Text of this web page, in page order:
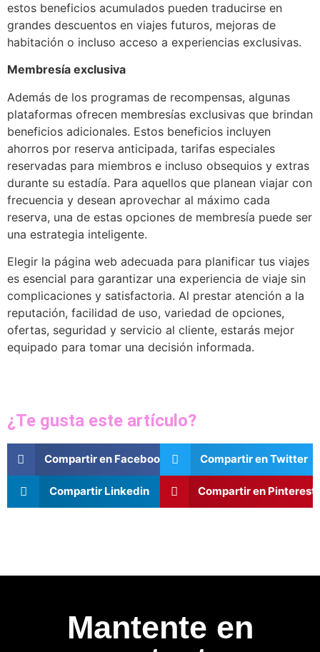
estos beneficios acumulados pueden traducirse en
grandes descuentos en viajes futuros, mejoras de
habitación o incluso acceso a experiencias exclusivas.
Membresía exclusiva
Además de los programas de recompensas, algunas
plataformas ofrecen membresías exclusivas que brindan
beneficios adicionales. Estos beneficios incluyen
ahorros por reserva anticipada, tarifas especiales
reservadas para miembros e incluso obsequios y extras
durante su estadía. Para aquellos que planean viajar con
frecuencia y desean aprovechar al máximo cada
reserva, una de estas opciones de membresía puede ser
una estrategia inteligente.
Elegir la página web adecuada para planificar tus viajes
es esencial para garantizar una experiencia de viaje sin
complicaciones y satisfactoria. Al prestar atención a la
reputación, facilidad de uso, variedad de opciones,
ofertas, seguridad y servicio al cliente, estarás mejor
equipado para tomar una decisión informada.
¿Te gusta este artículo?
Compartir en Facebook Compartir en Twitter
Compartir Linkedin Compartir en Pinterest
Mantente en